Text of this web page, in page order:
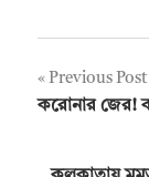
Post
Previous Post
করোনার জের!